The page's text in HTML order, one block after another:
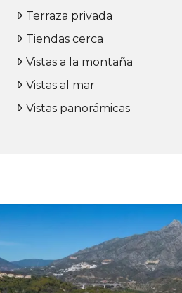
Terraza privada
Tiendas cerca
Vistas a la montaña
Vistas al mar
Vistas panorámicas